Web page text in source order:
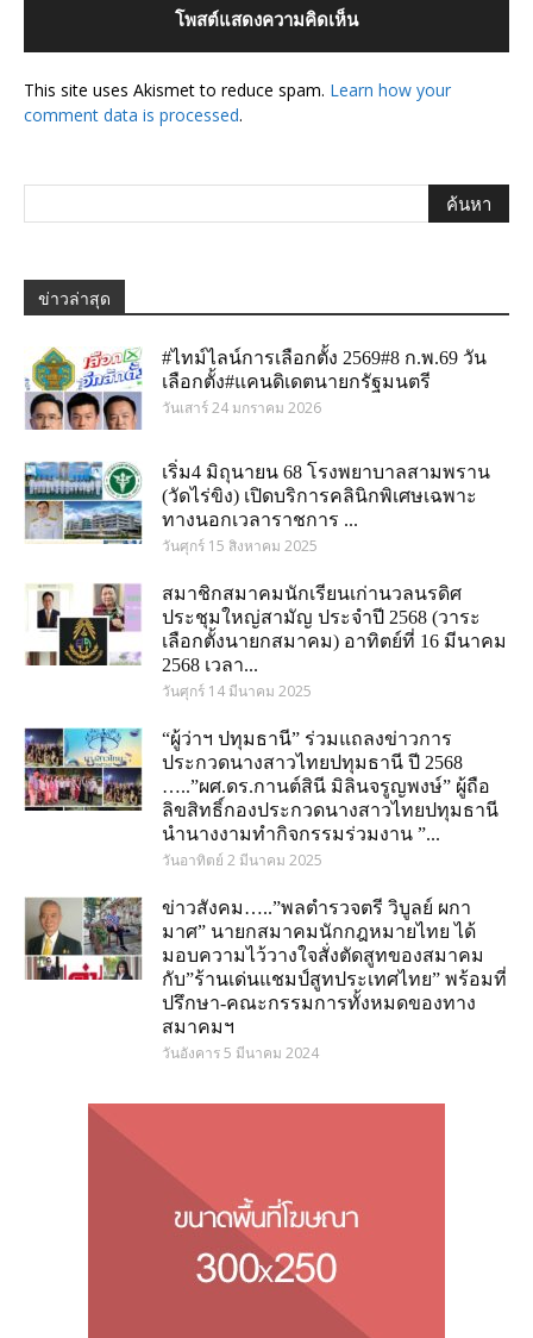
This site uses Akismet to reduce spam. Learn how your
comment data is processed.
ข่าวล่าสุด
#ไทม์ไลน์การเลือกตั้ง 2569#8 ก.พ.69 วัน
เลือกตั้ง#แคนดิเดตนายกรัฐมนตรี
วันเสาร์ 24 มกราคม 2026
เริ่ม4 มิถุนายน 68 โรงพยาบาลสามพราน
(วัดไร่ขิง) เปิดบริการคลินิกพิเศษเฉพาะ
ทางนอกเวลาราชการ ...
วันศุกร์ 15 สิงหาคม 2025
สมาชิกสมาคมนักเรียนเก่านวลนรดิศ
ประชุมใหญ่สามัญ ประจำปี 2568 (วาระ
เลือกตั้งนายกสมาคม) อาทิตย์ที่ 16 มีนาคม
2568 เวลา...
วันศุกร์ 14 มีนาคม 2025
“ผู้ว่าฯ ปทุมธานี” ร่วมแถลงข่าวการ
ประกวดนางสาวไทยปทุมธานี ปี 2568
…..”ผศ.ดร.กานต์สินี มิลินจรูญพงษ์” ผู้ถือ
ลิขสิทธิ์กองประกวดนางสาวไทยปทุมธานี
นำนางงามทำกิจกรรมร่วมงาน ”...
วันอาทิตย์ 2 มีนาคม 2025
ข่าวสังคม…..”พลตำรวจตรี วิบูลย์ ผกา
มาศ” นายกสมาคมนักกฎหมายไทย ได้
มอบความไว้วางใจสั่งตัดสูทของสมาคม
กับ”ร้านเด่นแชมป์สูทประเทศไทย” พร้อมที่
ปรึกษา-คณะกรรมการทั้งหมดของทาง
สมาคมฯ
วันอังคาร 5 มีนาคม 2024